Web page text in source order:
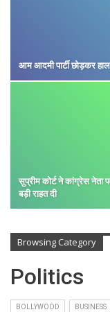
आम आदमी पार्टी छोड़कर
सुप्रीम कोर्ट ने कांग्रेस नेता
बड़ी राहत दी
Browsing Category
Politics
BOLLYWOOD BUSINESS